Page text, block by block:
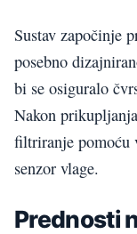
Sustav započinje
posebno
bi se osiguralo
Nakon
filtriranje pomoću
senzor vlage.
Prednosti